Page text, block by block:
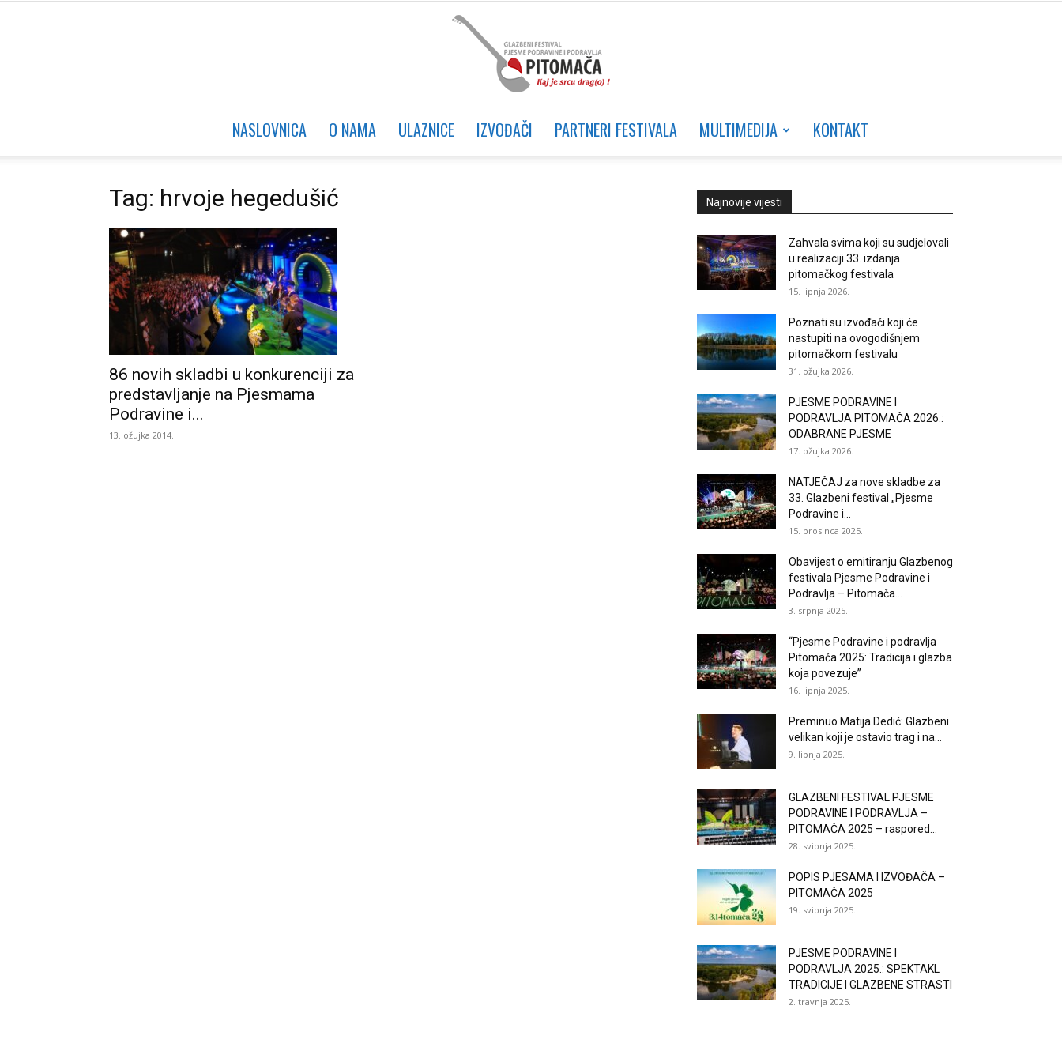
NASLOVNICA O NAMA ULAZNICE IZVOĐAČI PARTNERI FESTIVALA MULTIMEDIJA KONTAKT
Tag: hrvoje hegedušić
86 novih skladbi u konkurenciji za
predstavljanje na Pjesmama
Podravine i...
13. ožujka 2014.
Najnovije vijesti
Zahvala svima koji su sudjelovali
u realizaciji 33. izdanja
pitomačkog festivala
15. lipnja 2026.
Poznati su izvođači koji će
nastupiti na ovogodišnjem
pitomačkom festivalu
31. ožujka 2026.
PJESME PODRAVINE I
PODRAVLJA PITOMAČA 2026.:
ODABRANE PJESME
17. ožujka 2026.
NATJEČAJ za nove skladbe za
33. Glazbeni festival „Pjesme
Podravine i...
15. prosinca 2025.
Obavijest o emitiranju Glazbenog
festivala Pjesme Podravine i
Podravlja – Pitomača...
3. srpnja 2025.
“Pjesme Podravine i podravlja
Pitomača 2025: Tradicija i glazba
koja povezuje”
16. lipnja 2025.
Preminuo Matija Dedić: Glazbeni
velikan koji je ostavio trag i na...
9. lipnja 2025.
GLAZBENI FESTIVAL PJESME
PODRAVINE I PODRAVLJA –
PITOMAČA 2025 – raspored...
28. svibnja 2025.
POPIS PJESAMA I IZVOĐAČA –
PITOMAČA 2025
19. svibnja 2025.
PJESME PODRAVINE I
PODRAVLJA 2025.: SPEKTAKL
TRADICIJE I GLAZBENE STRASTI
2. travnja 2025.